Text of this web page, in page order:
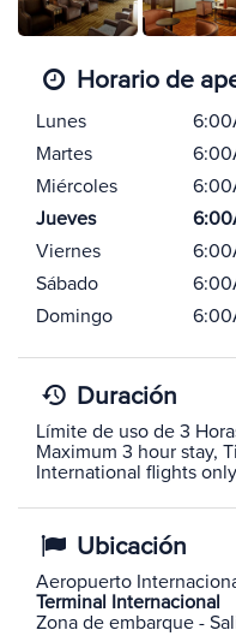
Horario de
Lunes
Martes
Miércoles
Jueves
Viernes
Sábado
Domingo
Duración
Límite de uso de 3
Maximum 3 hour stay,
International flights only
Ubicación
Aeropuerto
Terminal Internacional
Zona de embarque -